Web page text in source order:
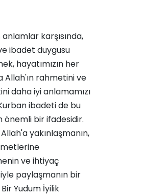
karşısında,
ibadet duygusu
hayatımızın her
Allah'ın rahmetini ve
daha iyi anlamamızı
ibadeti de bu
önemli bir ifadesidir.
yakınlaşmanın,
ve ihtiyaç
paylaşmanın bir
Yudum İyilik